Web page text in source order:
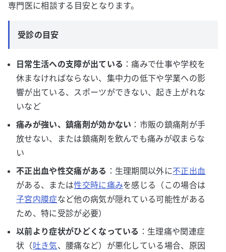
専門医に相談する目安となります。
受診の目安
日常生活への支障が出ている ：痛みで仕事や学校を
休まなければならない、集中力の低下や学業への影
響が出ている、スポーツができない、起き上がれな
いなど
痛みが強い、鎮痛剤が効かない ：市販の鎮痛剤が手
放せない、または鎮痛剤を飲んでも痛みが収まらな
い
不正出血や性交痛がある ：生理期間以外に不正出血
がある、または性交時に痛みを感じる（この場合は
子宮内膜症など他の病気が隠れている可能性がある
ため、特に受診が必要）
以前より症状がひどくなっている ：生理痛や関連症
状（吐き気、腰痛など）が悪化している場合、原因